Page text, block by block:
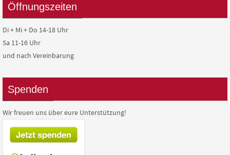
Öffnungszeiten
Di + Mi + Do 14-18 Uhr
Sa 11-16 Uhr
und nach Vereinbarung
Spenden
Wir freuen uns über eure Unterstützung!